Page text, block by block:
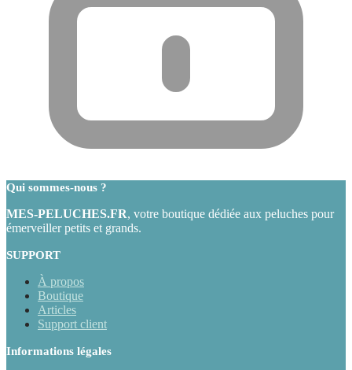
Qui sommes-nous ?
MES-PELUCHES.FR, votre boutique dédiée aux peluches pour
émerveiller petits et grands.
SUPPORT
À propos
Boutique
Articles
Support client
Informations légales